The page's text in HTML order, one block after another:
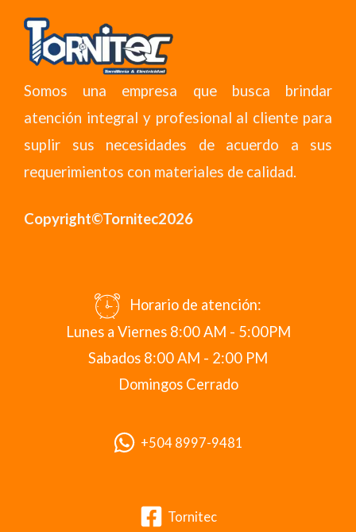
Somos una empresa que busca brindar
atención integral y profesional al cliente para
suplir sus necesidades de acuerdo a sus
requerimientos con materiales de calidad.
Copyright©Tornitec2026
Horario de atención:
Lunes a Viernes 8:00 AM - 5:00PM
Sabados 8:00 AM - 2:00 PM
Domingos Cerrado
+504 8997-9481
Tornitec